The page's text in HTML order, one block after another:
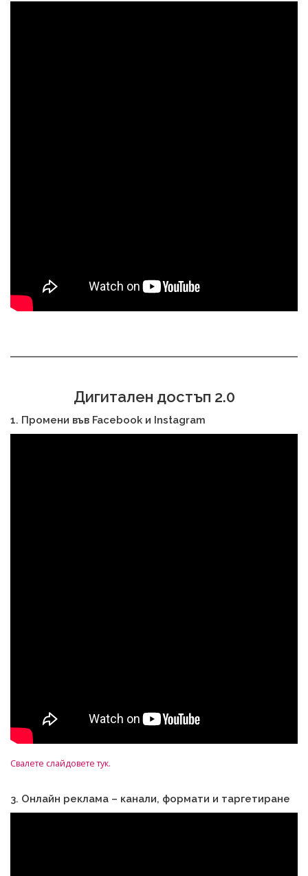
Дигитален достъп 2.0
1. Промени във Facebook и Instagram
Свалете слайдовете тук.
3. Онлайн реклама – канали, формати и таргетиране